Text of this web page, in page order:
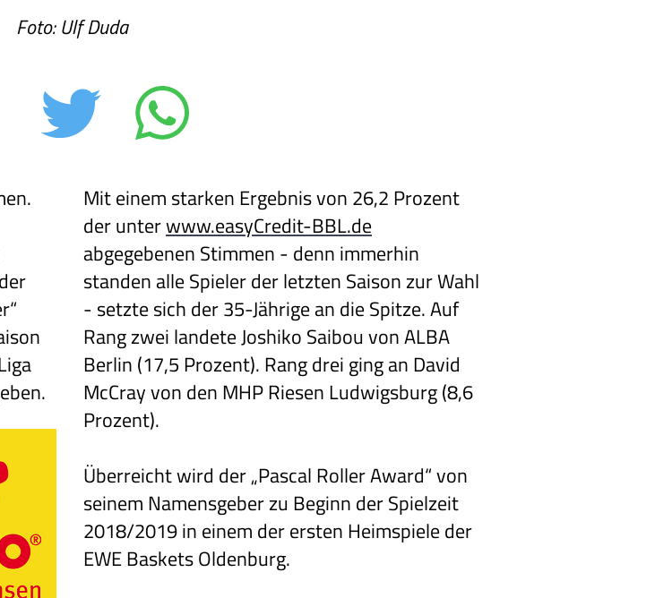
Foto: Ulf Duda
Mit einem starken Ergebnis von 26,2 Prozent
der unterwww.easyCredit-BBL.de
abgegebenen Stimmen - denn immerhin
standen alle Spieler der letzten Saison zur Wahl
- setzte sich der 35-Jährige an die Spitze. Auf
Rang zwei landete Joshiko Saibou von ALBA
Berlin (17,5 Prozent). Rang drei ging an David
McCray von den MHP Riesen Ludwigsburg (8,6
Prozent).
Überreicht wird der „Pascal Roller Award“ von
seinem Namensgeber zu Beginn der Spielzeit
2018/2019 in einem der ersten Heimspiele der
EWE Baskets Oldenburg.